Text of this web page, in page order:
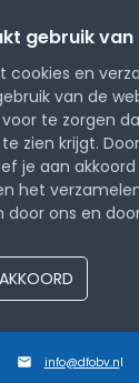
gebruik
cookies en
van de
te zorgen
zien krijgt.
je aan
het
ons en
info@dfobv.nl